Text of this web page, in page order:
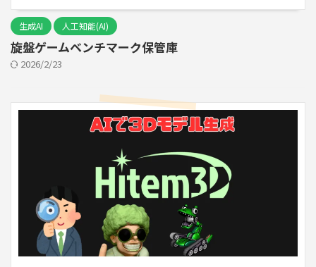
生成AI 人工知能(AI)
旋盤ゲームベンチマーク保管庫
2026/2/23